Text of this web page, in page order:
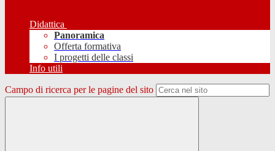
Didattica
Panoramica
Offerta formativa
I progetti delle classi
Info utili
Campo di ricerca per le pagine del sito